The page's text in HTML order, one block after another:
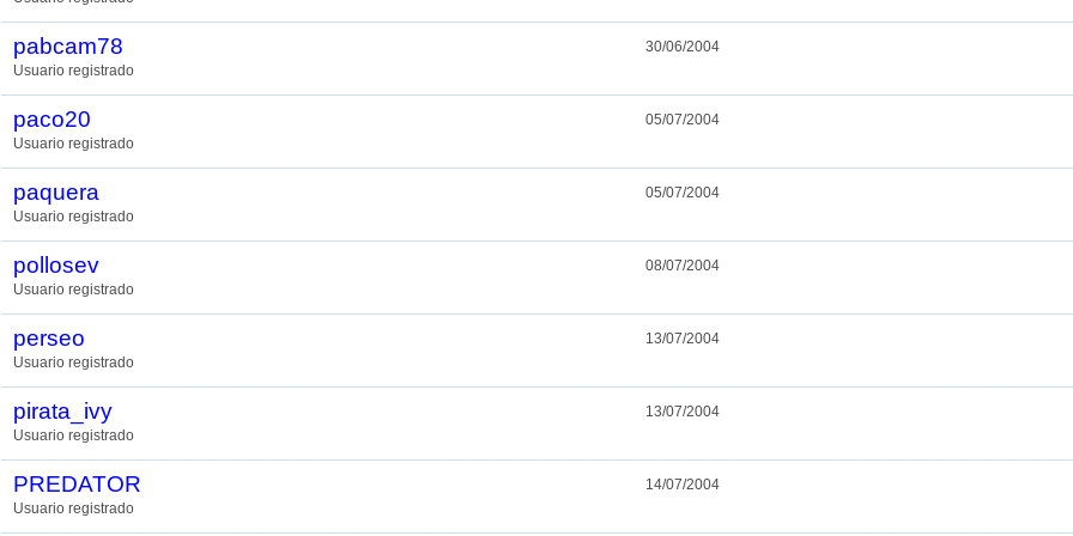
pabcam78
Usuario registrado
30/06/2004
paco20
Usuario registrado
05/07/2004
paquera
Usuario registrado
05/07/2004
pollosev
Usuario registrado
08/07/2004
perseo
Usuario registrado
13/07/2004
pirata_ivy
Usuario registrado
13/07/2004
PREDATOR
Usuario registrado
14/07/2004